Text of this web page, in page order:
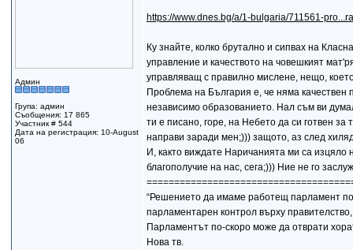
Админ
Група: админ
Съобщения: 17 865
Участник # 544
Дата на регистрация: 10-August
06
https://www.dnes.bg/a/1-bulgaria/711561-
Ку знайте, колко брутално и сипвах на
управление и качеството на човешкият
управляващ с правилно мислене, нещо,
Проблема на България е, че няма качествен
независимо образованието. Нал съм ви
ти е писано, горе, на Небето да си готвен
направи заради мен;))) защото, аз след
И, както виждате Наричанията ми са изцяло
благополучие на нас, сега;))) Ние не го
“Решението да имаме работещ парламент
парламентарен контрол върху
Парламентът по-скоро може да отврати
Нова тв.